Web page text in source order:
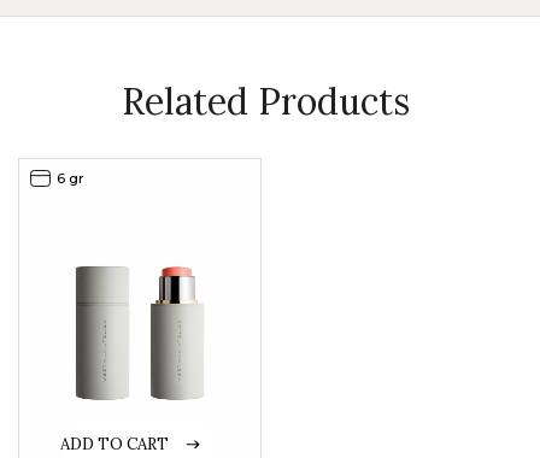
Related Products
ADD TO CART
6 gr